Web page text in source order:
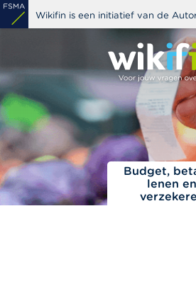
Overslaan
en
inhoud
gaan
Wikifin is een initiatief van de
Budget,
lenen en